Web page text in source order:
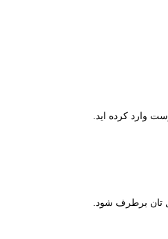
وارد کرده اید.
تان برطرف شود.